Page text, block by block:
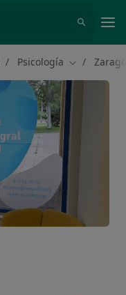
Psicología Cambiar de